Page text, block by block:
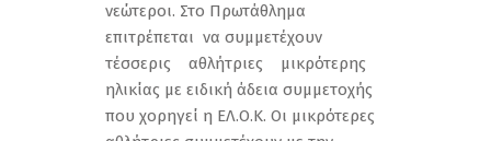
νεώτεροι. Στο Πρωτάθλημα
επιτρέπεται να συμμετέχουν
τέσσερις αθλήτριες μικρότερης
ηλικίας με ειδική άδεια συμμετοχής
που χορηγεί η ΕΛ.Ο.Κ. Οι μικρότερες